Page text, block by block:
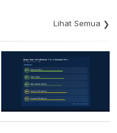
Lihat Semua